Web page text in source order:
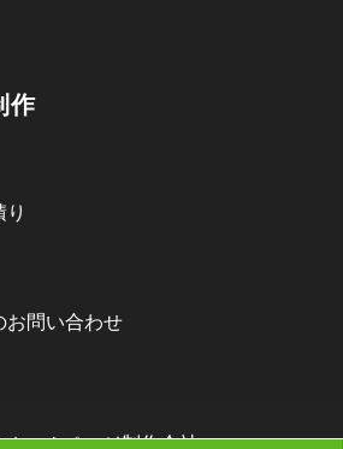
作
お問い合わせ
ホームページ制作会社